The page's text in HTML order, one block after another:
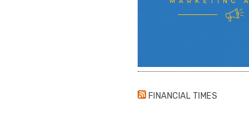
FINANCIAL TIMES